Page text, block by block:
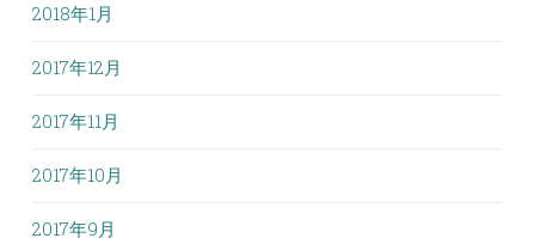
2018年1月
2017年12月
2017年11月
2017年10月
2017年9月